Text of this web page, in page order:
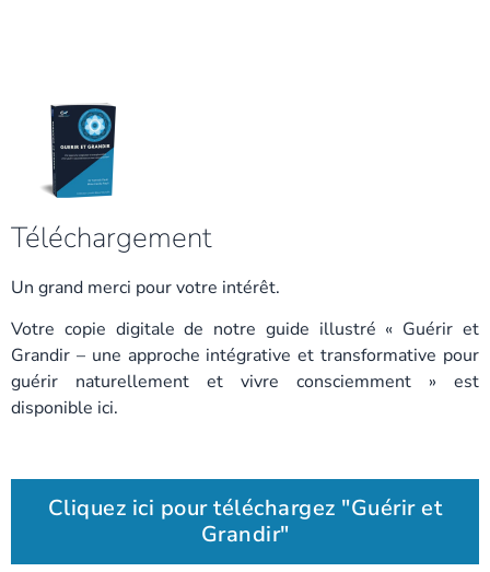
Téléchargement
Un grand merci pour votre intérêt.
Votre copie digitale de notre guide illustré « Guérir et
Grandir – une approche intégrative et transformative pour
guérir naturellement et vivre consciemment » est
disponible ici.
Cliquez ici pour téléchargez "Guérir et
Grandir"